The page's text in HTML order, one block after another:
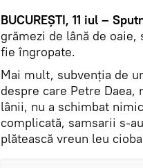
BUCUREȘTI, 11 iul –
grămezi de lână de
fie îngropate.
Mai mult, subvenția de
despre care Petre
lânii, nu a schimbat
complicată, samsarii s-
plătească vreun leu